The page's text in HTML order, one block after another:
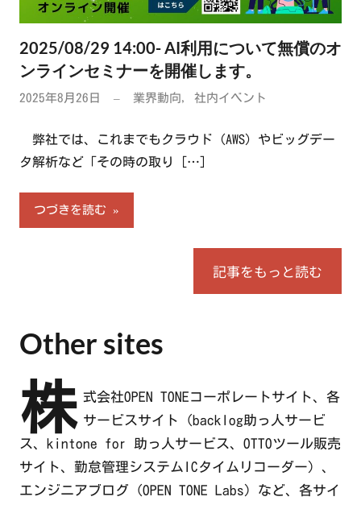
2025/08/29 14:00- AI利用について無償のオ
ンラインセミナーを開催します。
2025年8月26日 業界動向, 社内イベント
弊社では、これまでもクラウド（AWS）やビッグデー
タ解析など「その時の取り
[…]
つづきを読む
記事をもっと読む
Other sites
株 式会社OPEN TONEコーポレートサイト、各
サービスサイト（backlog助っ人サービ
ス、kintone for 助っ人サービス、OTTOツール販売
サイト、勤怠管理システムICタイムリコーダー）、
エンジニアブログ（OPEN TONE Labs）など、各サイ